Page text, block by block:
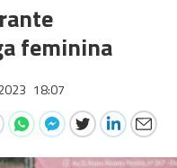
feminina
18:07